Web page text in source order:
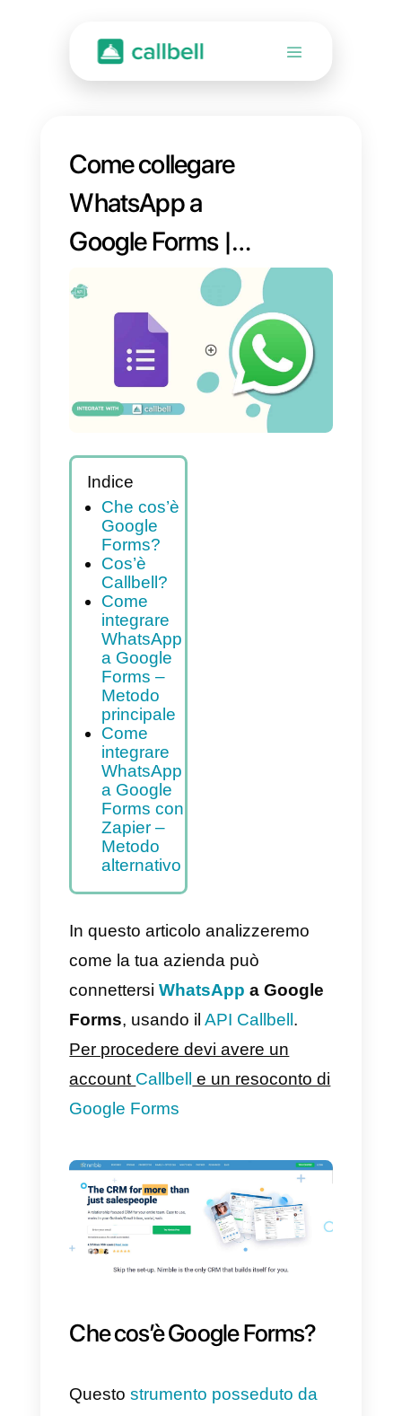
Come collegare
WhatsApp a
Google Forms |
Callbell
Indice
Che cos’è
Google
Forms?
Cos’è
Callbell?
Come
integrare
WhatsApp
a Google
Forms –
Metodo
principale
Come
integrare
a Google
Forms con
Zapier –
Metodo
alternativo
come la tua azienda può
connettersi
WhatsApp
a Google
Forms
, usando il API Callbell
account Callbelle un resoconto